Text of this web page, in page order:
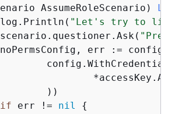
AssumeRoleScenario)
	log.Println(
"Let's try to list
	scenario.questioner.Ask(
"Press
if err != nil
{